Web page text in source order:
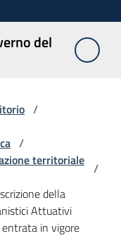
del
/
/
territoriale /
della
Attuativi
in vigore